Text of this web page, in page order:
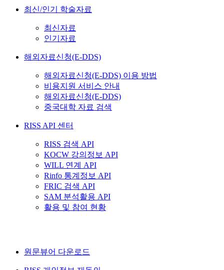
최신/인기 학술자료
최신자료
인기자료
해외자료신청(E-DDS)
해외자료신청(E-DDS) 이용 방법
비용지원 서비스 안내
해외자료신청(E-DDS)
중국대학 자료 검색
RISS API 센터
RISS 검색 API
KOCW 강의정보 API
WILL 연계 API
Rinfo 통계정보 API
FRIC 검색 API
SAM 분석활용 API
활용 및 참여 현황
원문뷰어 다운로드